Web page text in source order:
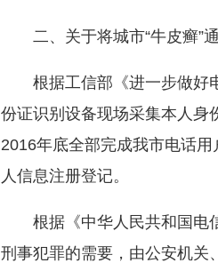
二、关于将城市“牛皮癣”
根据工信部《进一步做好电
份证识别设备现场采集本人身
2016年底全部完成我市电话
人信息注册登记。
根据《中华人民共和国电信
刑事犯罪的需要，由公安机关